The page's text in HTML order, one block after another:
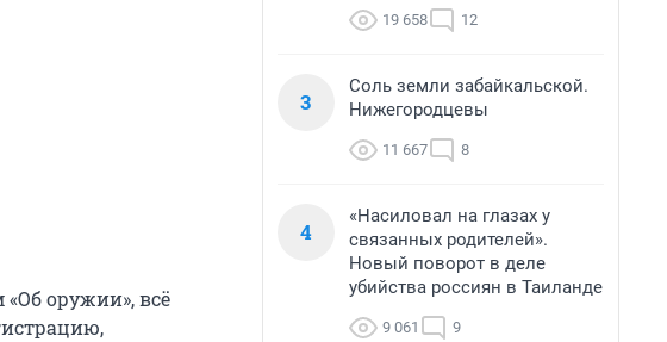
«Об оружии», всё
19 658 12
3
Соль земли забайкальской.
Нижегородцевы
11 667 8
4
«Насиловал на глазах у
связанных родителей».
Новый поворот в деле
убийства россиян в Таиланде
9 061 9